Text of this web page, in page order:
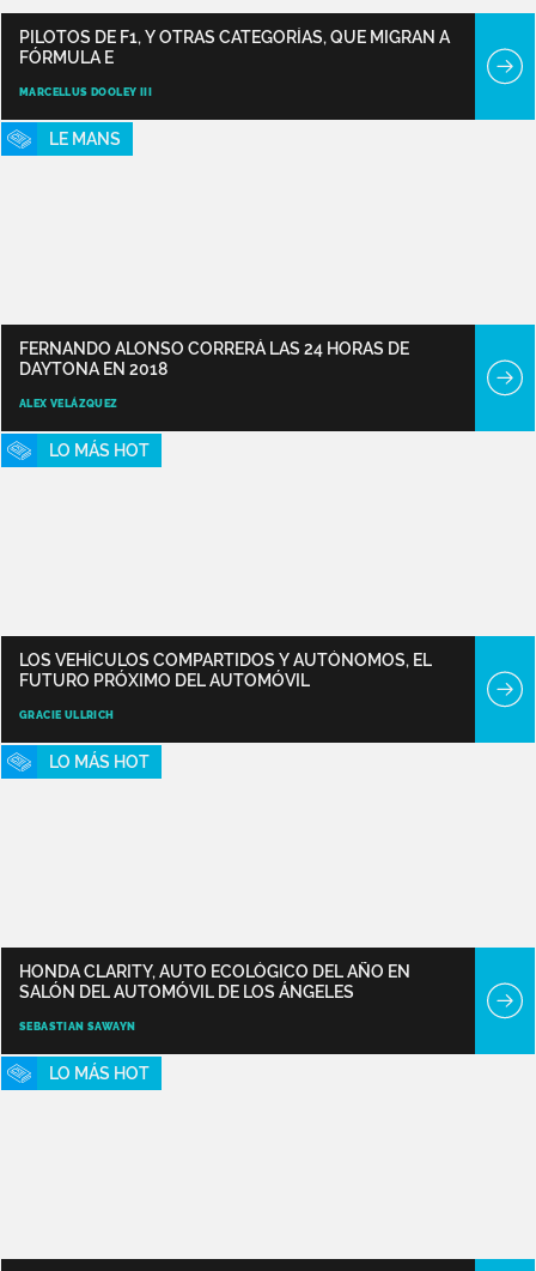
PILOTOS DE F1, Y OTRAS CATEGORÍAS, QUE MIGRAN A
FÓRMULA E
MARCELLUS DOOLEY III
LE MANS
FERNANDO ALONSO CORRERÁ LAS 24 HORAS DE
DAYTONA EN 2018
ALEX VELÁZQUEZ
LO MÁS HOT
LOS VEHÍCULOS COMPARTIDOS Y AUTÓNOMOS, EL
FUTURO PRÓXIMO DEL AUTOMÓVIL
GRACIE ULLRICH
LO MÁS HOT
HONDA CLARITY, AUTO ECOLÓGICO DEL AÑO EN
SALÓN DEL AUTOMÓVIL DE LOS ÁNGELES
SEBASTIAN SAWAYN
LO MÁS HOT